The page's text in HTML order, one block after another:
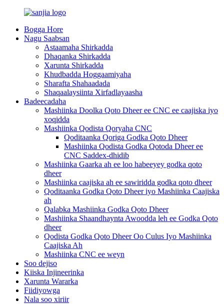
Bogga Hore
Nagu Saabsan
Astaamaha Shirkadda
Dhaqanka Shirkadda
Xarunta Shirkadda
Khudbadda Hoggaamiyaha
Sharafta Shahaadada
Shaqaalaysiinta Xirfadlayaasha
Badeecadaha
Mashiinka Doolka Qoto Dheer ee CNC ee caajiska iyo
xoqidda
Mashiinka Qodista Qoryaha CNC
Qoditaanka Qoriga Godka Qoto Dheer
Mashiinka Qodista Godka Qotoda Dheer ee
CNC Saddex-dhidib
Mashiinka Gaarka ah ee loo habeeyey godka qoto
dheer
Mashiinka caajiska ah ee sawiridda godka qoto dheer
Qoditaanka Godka Qoto Dheer iyo Mashiinka Caajiska
ah
Qalabka Mashiinka Godka Qoto Dheer
Mashiinka Shaandhaynta Awoodda leh ee Godka Qoto
dheer
Qodista Godka Qoto Dheer Oo Culus Iyo Mashiinka
Caajiska Ah
Mashiinka CNC ee weyn
Soo dejiso
Kiiska Injineerinka
Xarunta Wararka
Fiidiyowga
Nala soo xiriir